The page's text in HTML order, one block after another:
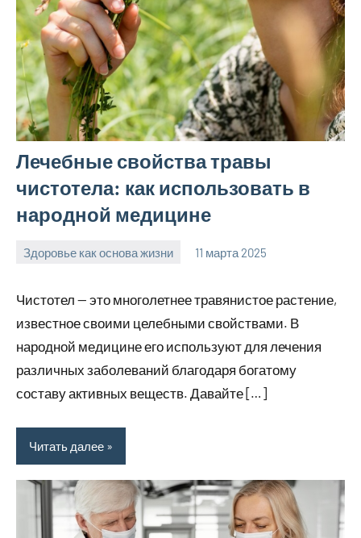
Лечебные свойства травы
чистотела: как использовать в
народной медицине
Здоровье как основа жизни 11 марта 2025
Avtor
Нет
Чистотел — это многолетнее травянистое растение,
известное своими целебными свойствами. В
народной медицине его используют для лечения
различных заболеваний благодаря богатому
составу активных веществ. Давайте […]
Читать далее